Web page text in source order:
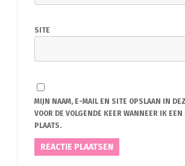
SITE
MIJN NAAM, E-MAIL EN SITE OPSLAAN IN
VOOR DE VOLGENDE KEER WANNEER IK EEN
PLAATS.